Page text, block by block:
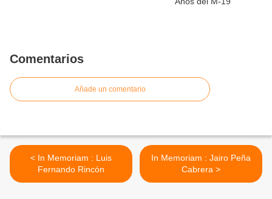
Comentarios
Añade un comentario
< In Memoriam : Luis
Fernando Rincón
In Memoriam : Jairo Peña
Cabrera >